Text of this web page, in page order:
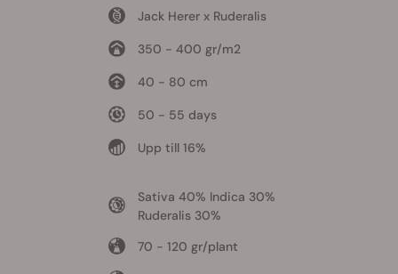
Jack Herer x Ruderalis
350 - 400 gr/m2
40 - 80 cm
50 - 55 days
Upp till 16%
Sativa 40% Indica 30%
Ruderalis 30%
70 - 120 gr/plant